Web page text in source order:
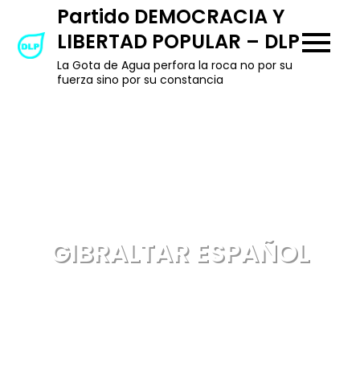
content
Partido DEMOCRACIA Y
LIBERTAD POPULAR – DLP
La Gota de Agua perfora la roca no por su
fuerza sino por su constancia
GIBRALTAR ESPAÑOL